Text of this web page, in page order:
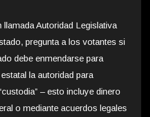
llamada Autoridad Legislativa
pregunta a los votantes si
debe enmendarse para
la autoridad para
– esto incluye dinero
o mediante acuerdos legales